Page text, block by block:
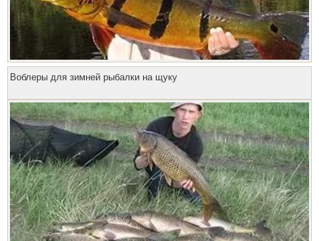
Воблеры для зимней рыбалки на щуку